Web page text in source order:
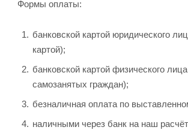
Формы оплаты:
банковской картой юридического
картой);
банковской картой физического
самозанятых граждан);
безналичная оплата по
наличными через банк на наш